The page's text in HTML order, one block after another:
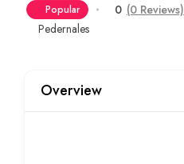
Popular 0 (0 Reviews)
Pedernales
Overview